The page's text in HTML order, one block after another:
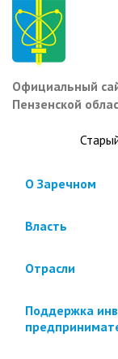
Перейти
основному
содержанию
Официальный
Пензенской
О Заречном
Власть
Отрасли
Поддержка